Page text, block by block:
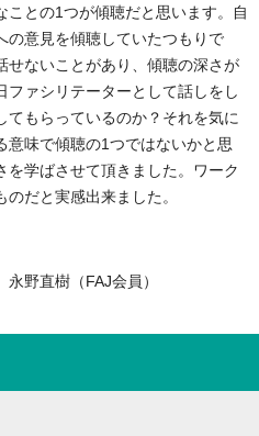
ことの1つが傾聴だと思います。自
の意見を傾聴していたつもりで
せないことがあり、傾聴の深さが
ァシリテーターとして話しをし
てもらっているのか？それを気に
意味で傾聴の1つではないかと思
を学ばさせて頂きました。ワーク
だと実感出来ました。
野直樹（FAJ会員）